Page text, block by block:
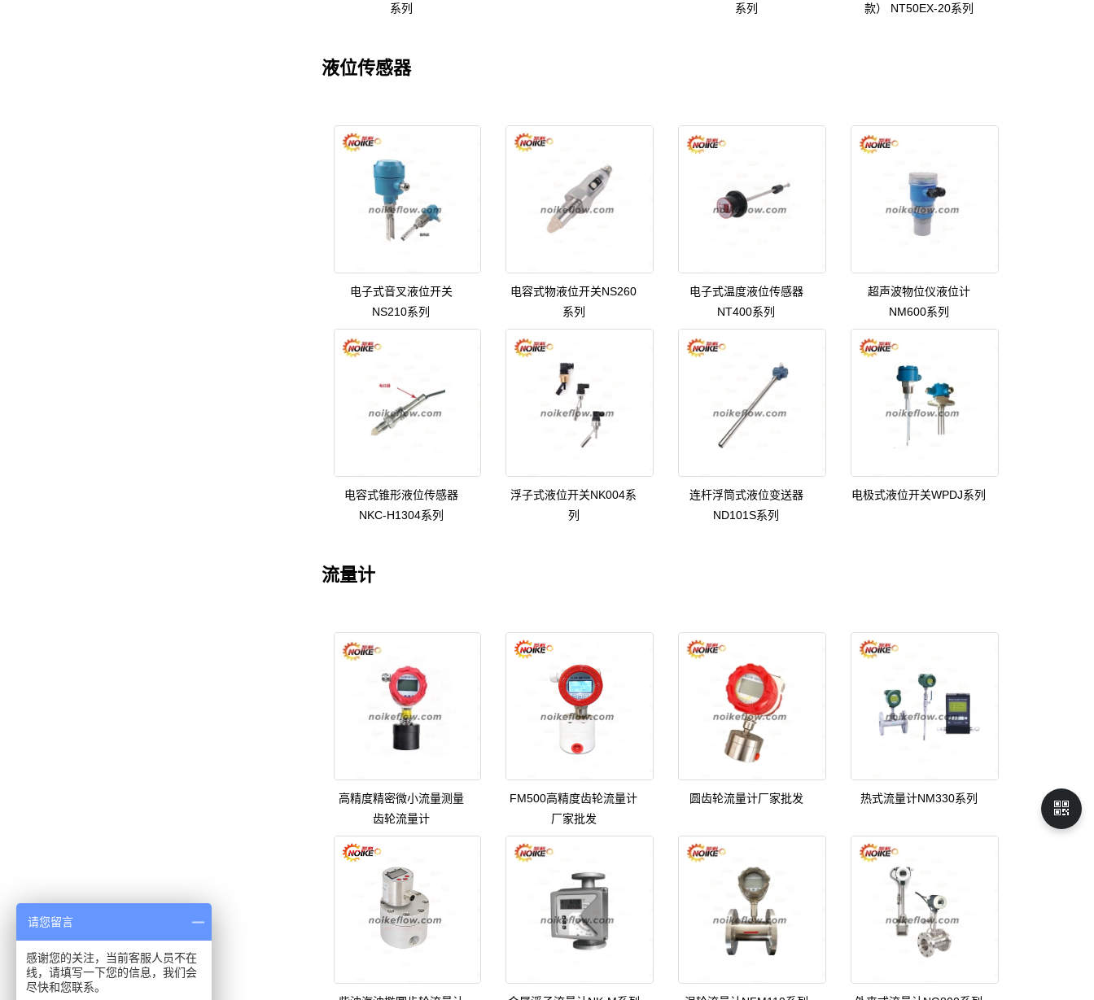
系列
系列
款） NT50EX-20系列
液位传感器
电子式音叉液位开关
NS210系列
电容式物液位开关NS260
系列
电子式温度液位传感器
NT400系列
超声波物位仪液位计
NM600系列
电容式锥形液位传感器
NKC-H1304系列
浮子式液位开关NK004系
列
连杆浮筒式液位变送器
ND101S系列
电极式液位开关WPDJ系列
流量计
高精度精密微小流量测量
齿轮流量计
FM500高精度齿轮流量计
厂家批发
圆齿轮流量计厂家批发 热式流量计NM330系列
请您留言
感谢您的关注，当前客服人员不在
线，请填写一下您的信息，我们会
尽快和您联系。